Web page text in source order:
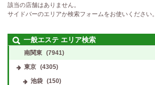
該当の店舗はありません。
サイドバーのエリアか検索フォームをお使いください。
一般エステ エリア検索
南関東 (7941)
東京 (4305)
池袋
(150)